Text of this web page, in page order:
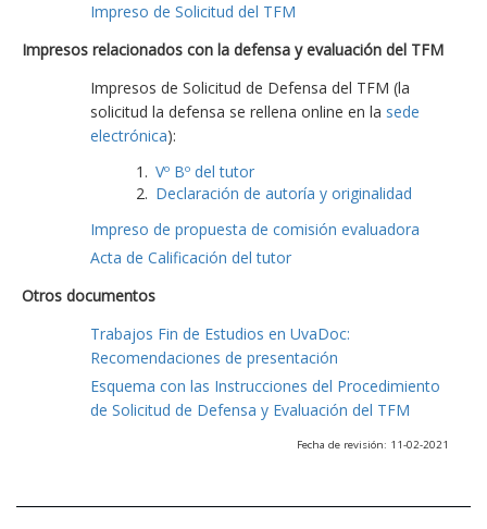
Impreso de Solicitud del TFM
Impresos relacionados con la defensa y evaluación del TFM
Impresos de Solicitud de Defensa del TFM (la
solicitud la defensa se rellena online en la sede
electrónica):
Vº Bº del tutor
Declaración de autoría y originalidad
Impreso de propuesta de comisión evaluadora
Acta de Calificación del tutor
Otros documentos
Trabajos Fin de Estudios en UvaDoc:
Recomendaciones de presentación
Esquema con las Instrucciones del Procedimiento
de Solicitud de Defensa y Evaluación del TFM
Fecha de revisión: 11-02-2021